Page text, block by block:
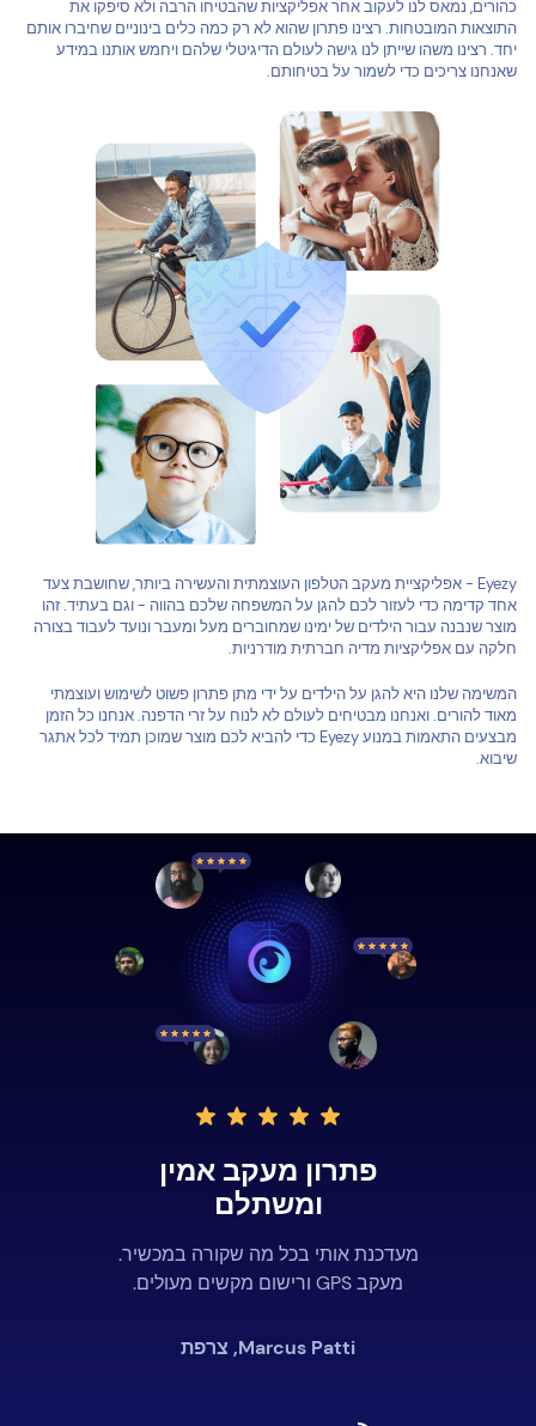
כהורים, נמאס לנו לעקוב אחר אפליקציות שהבטיחו הרבה ולא סיפקו את
התוצאות המובטחות. רצינו פתרון שהוא לא רק כמה כלים בינוניים שחיברו אותם
יחד. רצינו משהו שייתן לנו גישה לעולם הדיגיטלי שלהם ויחמש אותנו במידע
שאנחנו צריכים כדי לשמור על בטיחותם.
Eyezy - אפליקציית מעקב הטלפון העוצמתית והעשירה ביותר, שחושבת צעד
אחד קדימה כדי לעזור לכם להגן על המשפחה שלכם בהווה - וגם בעתיד. זהו
מוצר שנבנה עבור הילדים של ימינו שמחוברים מעל ומעבר ונועד לעבוד בצורה
חלקה עם אפליקציות מדיה חברתית מודרניות.
המשימה שלנו היא להגן על הילדים על ידי מתן פתרון פשוט לשימוש ועוצמתי
מאוד להורים. ואנחנו מבטיחים לעולם לא לנוח על זרי הדפנה. אנחנו כל הזמן
מבצעים התאמות במנוע Eyezy כדי להביא לכם מוצר שמוכן תמיד לכל אתגר
שיבוא.
פתרון מעקב אמין
ומשתלם
מעדכנת אותי בכל מה שקורה במכשיר.
מעקב GPS ורישום מקשים מעולים.
Marcus Patti, צרפת